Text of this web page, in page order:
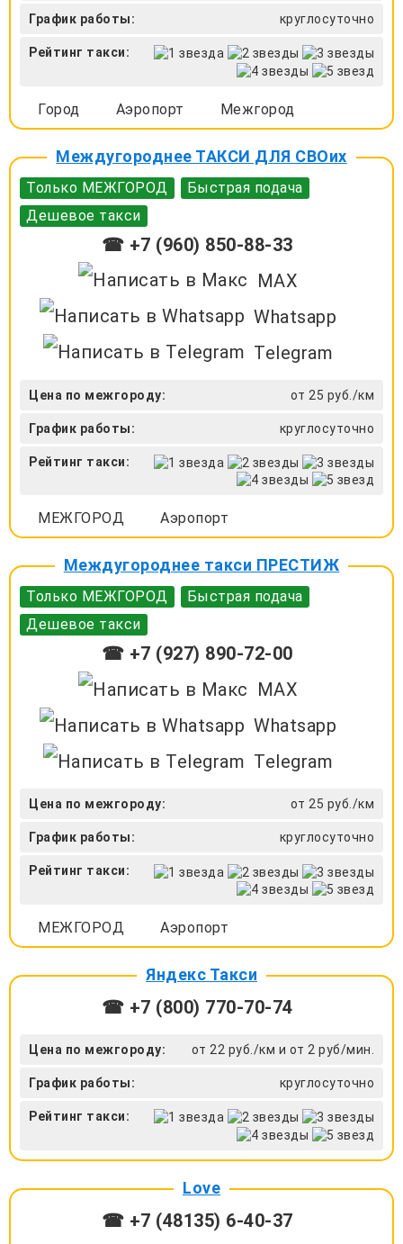
График работы: круглосуточно
Рейтинг такси:
Город Аэропорт Межгород
Междугороднее ТАКСИ ДЛЯ СВОих
Только МЕЖГОРОД
Быстрая подача
Дешевое такси
☎ +7 (960) 850-88-33
MAX
Whatsapp
Telegram
Цена по межгороду: от 25 руб./км
График работы: круглосуточно
Рейтинг такси:
МЕЖГОРОД Аэропорт
Междугороднее такси ПРЕСТИЖ
Только МЕЖГОРОД
Быстрая подача
Дешевое такси
☎ +7 (927) 890-72-00
MAX
Whatsapp
Telegram
Цена по межгороду: от 25 руб./км
График работы: круглосуточно
Рейтинг такси:
МЕЖГОРОД Аэропорт
Яндекс Такси
☎ +7 (800) 770-70-74
Цена по межгороду: от 22 руб./км и от 2 руб/мин.
График работы: круглосуточно
Рейтинг такси:
Love
☎ +7 (48135) 6-40-37